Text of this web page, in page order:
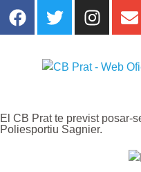
El CB Prat te previst posar-
Poliesportiu Sagnier.